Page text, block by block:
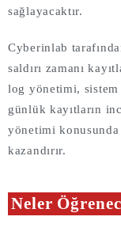
sağlayacaktır.
Cyberinlab
saldırı zamanı
log yönetimi, sistem
günlük kayıtların
yönetimi
kazandırır.
Neler